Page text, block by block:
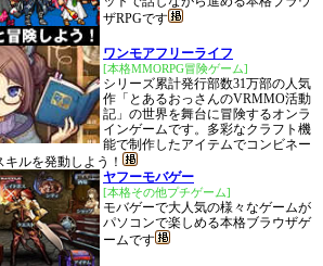
ザRPGです
ワンモアフリーライフ
[本格MMORPG冒険ゲーム]
シリーズ累計発行部数31万部の人気
作「とあるおっさんのVRMMO活動
記」の世界を舞台に冒険するオンラ
インゲームです。多彩なクラフト機
能で制作したアイテムでコンビネー
キルを発動しよう！
ヤフーモバゲー
[本格その他プチゲーム]
モバゲーで大人気の様々なゲームが
パソコンで楽しめる本格ブラウザゲ
ームです